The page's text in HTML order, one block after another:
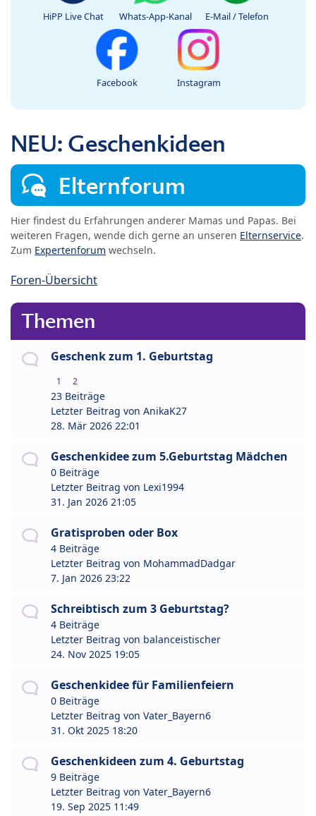
HiPP Live Chat Whats-App-Kanal E-Mail / Telefon
Facebook Instagram
NEU: Geschenkideen
Elternforum
Hier findest du Erfahrungen anderer Mamas und Papas. Bei
weiteren Fragen, wende dich gerne an unseren Elternservice.
Zum Expertenforum wechseln.
Foren-Übersicht
Themen
Geschenk zum 1. Geburtstag
1 2
23 Beiträge
Letzter Beitrag von AnikaK27
28. Mär 2026 22:01
Geschenkidee zum 5.Geburtstag Mädchen
0 Beiträge
Letzter Beitrag von Lexi1994
31. Jan 2026 21:05
Gratisproben oder Box
4 Beiträge
Letzter Beitrag von MohammadDadgar
7. Jan 2026 23:22
Schreibtisch zum 3 Geburtstag?
4 Beiträge
Letzter Beitrag von balanceistischer
24. Nov 2025 19:05
Geschenkidee für Familienfeiern
0 Beiträge
Letzter Beitrag von Vater_Bayern6
31. Okt 2025 18:20
Geschenkideen zum 4. Geburtstag
9 Beiträge
Letzter Beitrag von Vater_Bayern6
19. Sep 2025 11:49